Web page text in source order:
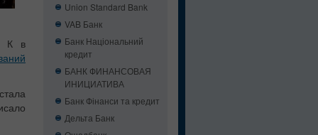
К в
Union Standard Bank
VAB Банк
Банк Національний
кредит
БАНК ФИНАНСОВАЯ
ИНИЦИАТИВА
Банк Фінанси та кредит
Дельта Банк